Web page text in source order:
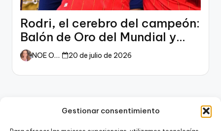
Gestionar consentimiento
Rodri, el cerebro del campeón:
Balón de Oro del Mundial y
dueño del fútbol
NOE ORTIZ 20 de julio de 2026